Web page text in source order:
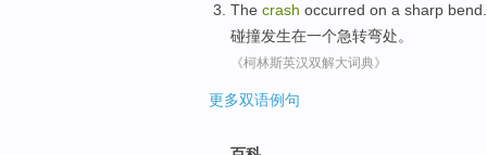
The crash occurred on a sharp bend
碰撞发生在一个急转弯处。
《柯林斯英汉双解大词典》
更多双语例句